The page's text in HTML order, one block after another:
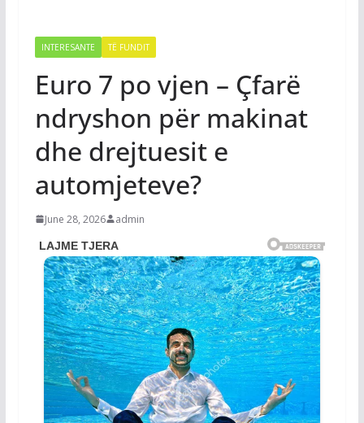
INTERESANTE TË FUNDIT
Euro 7 po vjen – Çfarë
ndryshon për makinat
dhe drejtuesit e
automjeteve?
June 28, 2026 admin